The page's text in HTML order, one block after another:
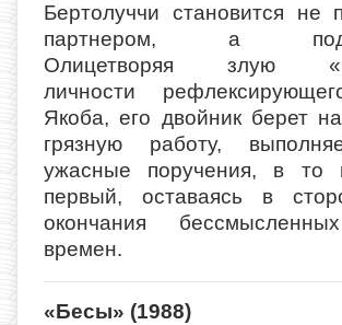
Бертолуччи становится не
партнером, а
Олицетворяя злую
личности
Якоба, его двойник берет
грязную работу,
ужасные поручения, в то
первый, оставаясь в
окончания
времен.
«Бесы» (1988)